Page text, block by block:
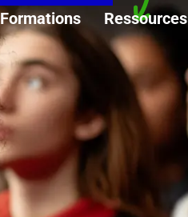
Formations Ressources